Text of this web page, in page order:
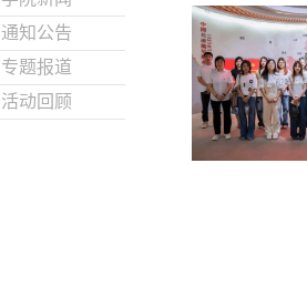
通知公告
专题报道
活动回顾